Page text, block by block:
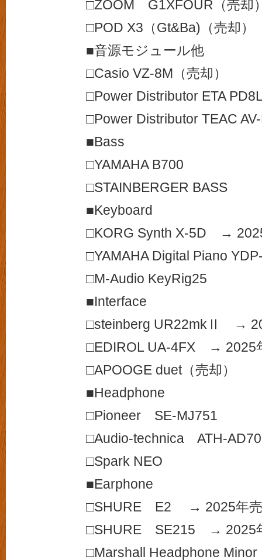
□ZOOM G1XFOUR（売却
□POD X3（Gt&Ba)（売却）
■音源モジュール他
□Casio VZ-8M（売却）
□Power Distributor ETA
□Power Distributor TEAC
■Bass
□YAMAHA B700
□STAINBERGER BASS
■Keyboard
□KORG Synth X-5D →
□YAMAHA Digital Piano
□M-Audio KeyRig25
■Interface
□steinberg UR22mkⅡ →
□EDIROL UA-4FX → 2025
□APOOGE duet（売却）
■Headphone
□Pioneer SE-MJ751
□Audio-technica ATH-
□Spark NEO
■Earphone
□SHURE E2 → 2025年
□SHURE SE215 → 2025
□Marshall Headphone Minor